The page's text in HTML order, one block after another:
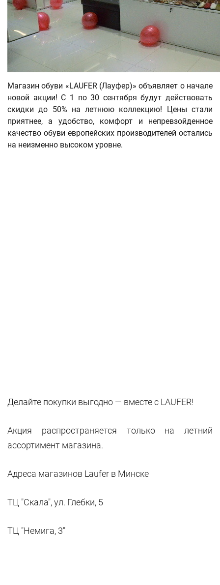
Магазин обуви «LAUFER (Лауфер)» объявляет о начале
новой акции! С 1 по 30 сентября будут действовать
скидки до 50% на летнюю коллекцию! Цены стали
приятнее, а удобство, комфорт и непревзойденное
качество обуви европейских производителей остались
на неизменно высоком уровне.
Делайте покупки выгодно — вместе с LAUFER!
Акция распространяется только на летний
ассортимент магазина.
Адреса магазинов Laufer в Минске
ТЦ "Скала", ул. Глебки, 5
ТЦ "Немига, 3"